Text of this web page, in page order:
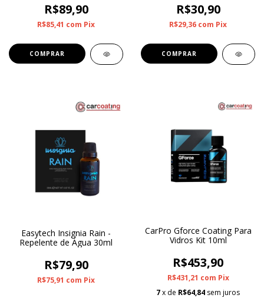
R$89,90
R$85,41 com Pix
R$30,90
R$29,36 com Pix
Easytech Insignia Rain -
Repelente de Água 30ml
R$79,90
R$75,91 com Pix
CarPro Gforce Coating Para
Vidros Kit 10ml
R$453,90
R$431,21 com Pix
7x de R$64,84 sem juros